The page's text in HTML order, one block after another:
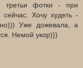
третьи фотки - при
Хочу худеть -
Уже дожевала, а
Немой укор)))